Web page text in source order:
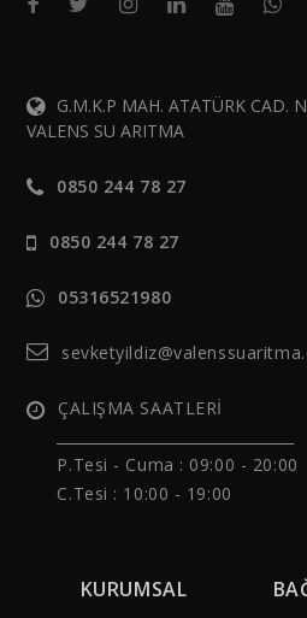
G.M.K.P MAH. ATATÜRK CAD.
VALENS SU ARITMA
0850 244 78 27
0850 244 78 27
05316521980
ÇALIŞMA SAATLERİ
P.Tesi - Cuma : 09:00 - 20:00
C.Tesi : 10:00 - 19:00
KURUMSAL